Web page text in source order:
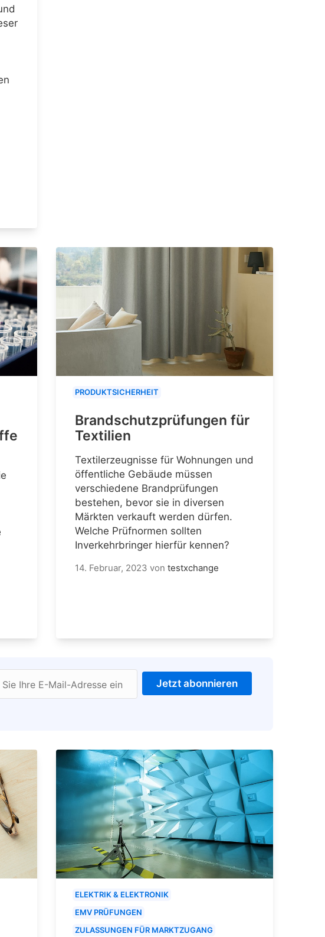
PRODUKTSICHERHEIT
Brandschutzprüfungen für
Textilien
Textilerzeugnisse für Wohnungen und
öffentliche Gebäude müssen
verschiedene Brandprüfungen
bestehen, bevor sie in diversen
Märkten verkauft werden dürfen.
Welche Prüfnormen sollten
Inverkehrbringer hierfür kennen?
14. Februar, 2023 von testxchange
Sie Ihre E-Mail-Adresse ein Jetzt abonnieren
ELEKTRIK & ELEKTRONIK
EMV PRÜFUNGEN
ZULASSUNGEN FÜR MARKTZUGANG